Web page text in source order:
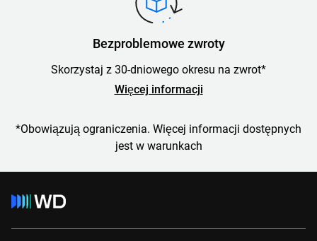
Bezproblemowe zwroty
Skorzystaj z 30-dniowego okresu na zwrot*
Więcej informacji
*Obowiązują ograniczenia. Więcej informacji dostępnych
jest w warunkach